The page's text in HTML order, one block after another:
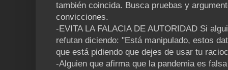
también coincida. Busca pruebas y
convicciones.
-EVITA LA FALACIA DE AUTORIDAD Si
refutan diciendo: "Está manipulado, estos
que está pidiendo que dejes de usar tu
-Alguien que afirma que la pandemia es